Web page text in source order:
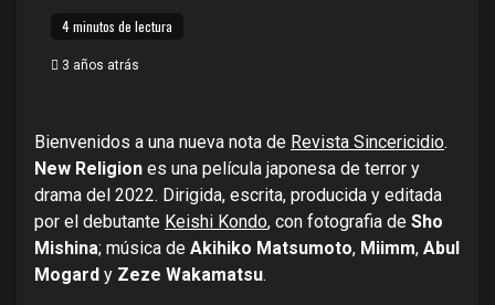
4 minutos de lectura
3 años atrás
Bienvenidos a una nueva nota de Revista Sincericidio.
New Religion es una película japonesa de terror y
drama del 2022. Dirigida, escrita, producida y editada
por el debutante Keishi Kondo, con fotografia de Sho
Mishina; música de Akihiko Matsumoto, Miimm, Abul
Mogard y Zeze Wakamatsu.